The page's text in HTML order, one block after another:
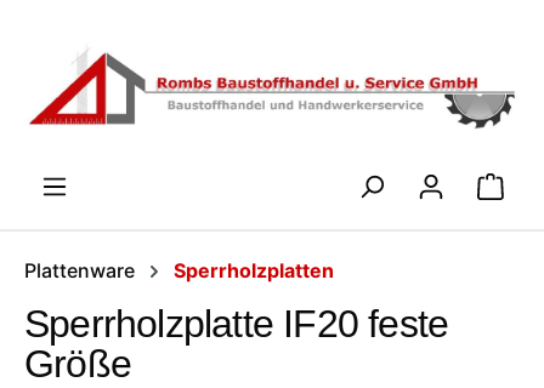
Plattenware Sperrholzplatten
Sperrholzplatte IF20 feste
Größe